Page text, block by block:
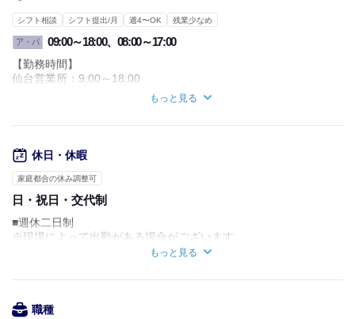
シフト相談 シフト提出/月 週4〜OK 残業少なめ
ア・パ 09:00～18:00、08:00～17:00
【勤務時間】
仙台営業所：9:00～18:00
※勤務時間は変動する場合もございます。
■1日8時間～OK
■休憩1時間
※現場によって早く終わることもあります。
【その他補足】
■面接時に勤務条件について
ご相談いただけますので、
不安な点はお気軽にお話しください。
もっと見る
休日・休暇
家庭都合の休み調整可
日・祝日・交代制
■週休二日制
※現場によって出勤がある場合がございます。
もっと見る
職種